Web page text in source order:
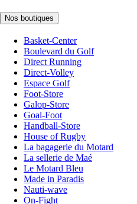
Nos boutiques
Basket-Center
Boulevard du Golf
Direct Running
Direct-Volley
Espace Golf
Foot-Store
Galop-Store
Goal-Foot
Handball-Store
House of Rugby
La bagagerie du Motard
La sellerie de Maé
Le Motard Bleu
Made in Paradis
Nauti-wave
On-Fight